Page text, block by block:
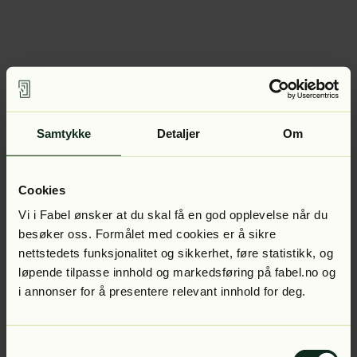
Samtykke Detaljer Om
Cookies
Vi i Fabel ønsker at du skal få en god opplevelse når du
besøker oss. Formålet med cookies er å sikre
nettstedets funksjonalitet og sikkerhet, føre statistikk, og
løpende tilpasse innhold og markedsføring på fabel.no og
i annonser for å presentere relevant innhold for deg.